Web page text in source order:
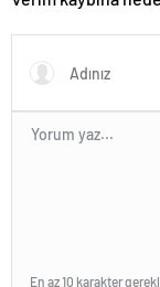
En az 10 karakter